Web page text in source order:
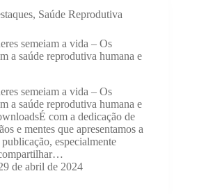
, Saúde Reprodutiva
semeiam a vida – Os
a saúde reprodutiva humana e
semeiam a vida – Os
a saúde reprodutiva humana e
com a dedicação de
e mentes que apresentamos a
especialmente
de abril de 2024